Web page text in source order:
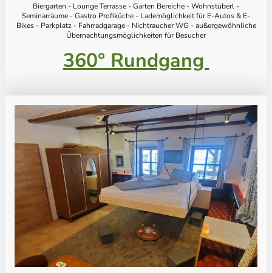
Biergarten - Lounge Terrasse - Garten Bereiche - Wohnstüberl -
Seminarräume - Gastro Profiküche - Lademöglichkeit für E-Autos & E-
Bikes - Parkplatz - Fahrradgarage - Nichtraucher WG - außergewöhnliche
Übernachtungsmöglichkeiten für Besucher
360° Rundgang